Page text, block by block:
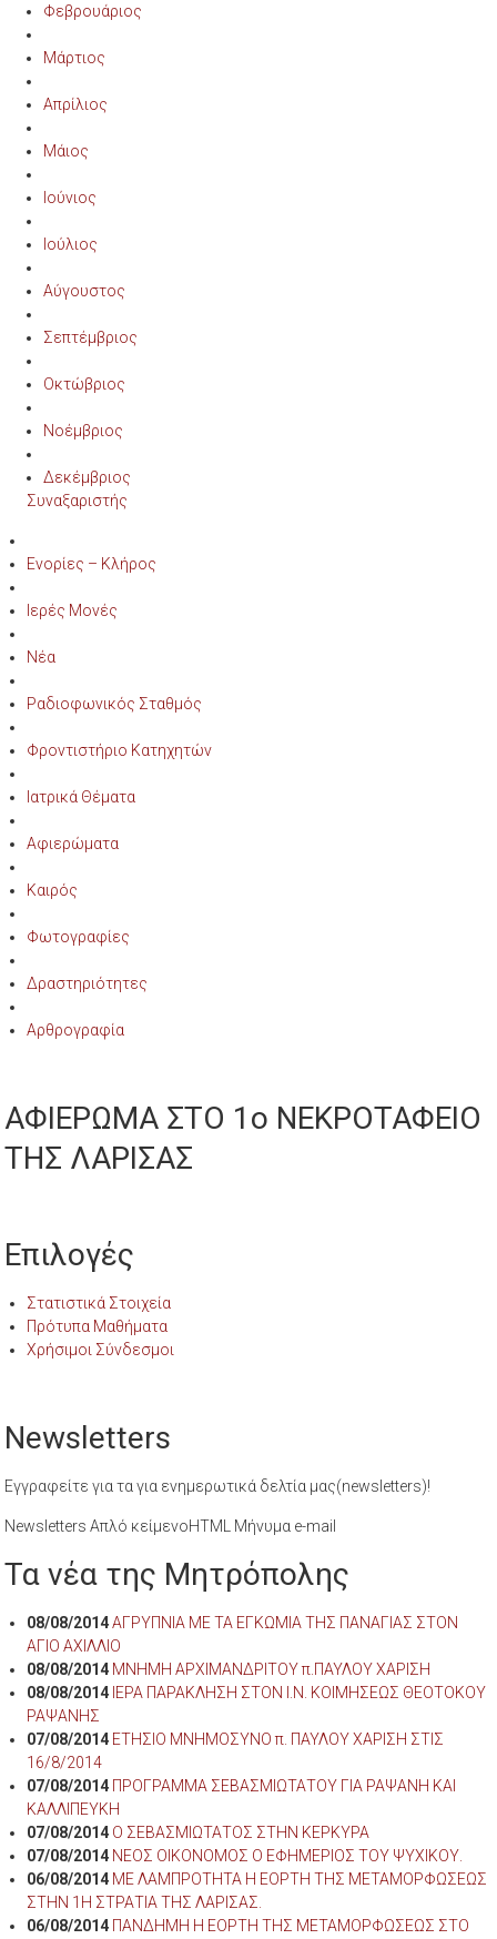
Φεβρουάριος
Μάρτιος
Απρίλιος
Μάιος
Ιούνιος
Ιούλιος
Αύγουστος
Σεπτέμβριος
Οκτώβριος
Νοέμβριος
Δεκέμβριος
Συναξαριστής
Ενορίες – Κλήρος
Ιερές Μονές
Νέα
Ραδιοφωνικός Σταθμός
Φροντιστήριο Κατηχητών
Ιατρικά Θέματα
Αφιερώματα
Καιρός
Φωτογραφίες
Δραστηριότητες
Αρθρογραφία
ΑΦΙΕΡΩΜΑ ΣΤΟ 1ο ΝΕΚΡΟΤΑΦΕΙΟ
ΤΗΣ ΛΑΡΙΣΑΣ
Επιλογές
Στατιστικά Στοιχεία
Πρότυπα Μαθήματα
Χρήσιμοι Σύνδεσμοι
Newsletters
Εγγραφείτε για τα για ενημερωτικά δελτία μας(newsletters)!
Newsletters Απλό κείμενοHTML Μήνυμα e-mail
Τα νέα της Μητρόπολης
08/08/2014 ΑΓΡΥΠΝΙΑ ΜΕ ΤΑ ΕΓΚΩΜΙΑ ΤΗΣ ΠΑΝΑΓΙΑΣ ΣΤΟΝ
ΑΓΙΟ ΑΧΙΛΛΙΟ
08/08/2014 ΜΝΗΜΗ ΑΡΧΙΜΑΝΔΡΙΤΟΥ π.ΠΑΥΛΟΥ ΧΑΡΙΣΗ
08/08/2014 ΙΕΡΑ ΠΑΡΑΚΛΗΣΗ ΣΤΟΝ Ι.Ν. ΚΟΙΜΗΣΕΩΣ ΘΕΟΤΟΚΟΥ
ΡΑΨΑΝΗΣ
07/08/2014 ΕΤΗΣΙΟ ΜΝΗΜΟΣΥΝΟ π. ΠΑΥΛΟΥ ΧΑΡΙΣΗ ΣΤΙΣ
16/8/2014
07/08/2014 ΠΡΟΓΡΑΜΜΑ ΣΕΒΑΣΜΙΩΤΑΤΟΥ ΓΙΑ ΡΑΨΑΝΗ ΚΑΙ
ΚΑΛΛΙΠΕΥΚΗ
07/08/2014 Ο ΣΕΒΑΣΜΙΩΤΑΤΟΣ ΣΤΗΝ ΚΕΡΚΥΡΑ
07/08/2014 ΝΕΟΣ ΟΙΚΟΝΟΜΟΣ Ο ΕΦΗΜΕΡΙΟΣ ΤΟΥ ΨΥΧΙΚΟΥ.
06/08/2014 ΜΕ ΛΑΜΠΡΟΤΗΤΑ Η ΕΟΡΤΗ ΤΗΣ ΜΕΤΑΜΟΡΦΩΣΕΩΣ
ΣΤΗΝ 1Η ΣΤΡΑΤΙΑ ΤΗΣ ΛΑΡΙΣΑΣ.
06/08/2014 ΠΑΝΔΗΜΗ Η ΕΟΡΤΗ ΤΗΣ ΜΕΤΑΜΟΡΦΩΣΕΩΣ ΣΤΟ